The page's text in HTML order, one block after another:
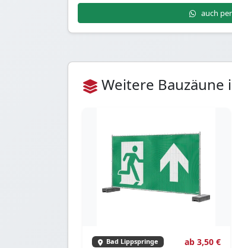
auch
Weitere Bauzäune
Bad Lippspringe
ab 3,50 €